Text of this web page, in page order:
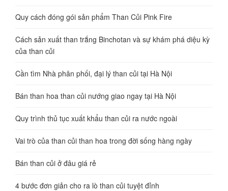
Quy cách đóng gói sản phẩm Than Củi Pink Fire
Cách sản xuất than trắng Binchotan và sự khám phá diệu kỳ
của than củi
Cần tìm Nhà phân phối, đại lý than củi tại Hà Nội
Bán than hoa than củi nướng giao ngay tại Hà Nội
Quy trình thủ tục xuất khẩu than củi ra nước ngoài
Vai trò của than củi than hoa trong đời sống hàng ngày
Bán than củi ở đâu giá rẻ
4 bước đơn giản cho ra lò than củi tuyệt đỉnh